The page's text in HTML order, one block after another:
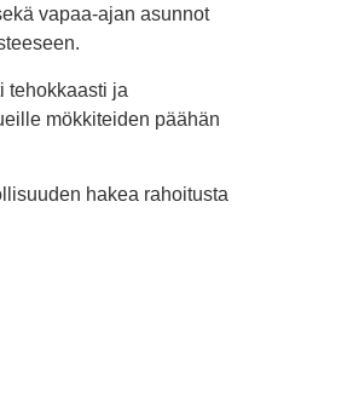
vapaa-ajan asunnot
tehokkaasti ja
mökkiteiden päähän
hakea rahoitusta